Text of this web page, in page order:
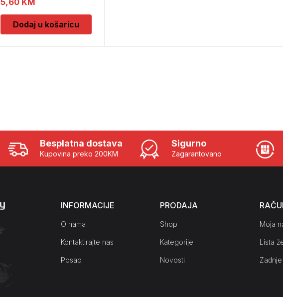
5,60 KM
Dodaj u košaricu
Besplatna dostava
Kupovina preko 200KM
Sigurno
Zagarantovano
INFORMACIJE
O nama
Kontaktirajte nas
Posao
PRODAJA
Shop
Kategorije
Novosti
Moja
Lista